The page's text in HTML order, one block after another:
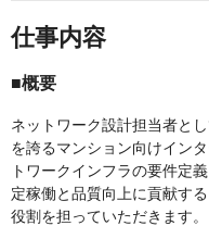
仕事内容
■概要
ネットワーク設計担当者と
を誇るマンション向けイン
トワークインフラの要件定
定稼働と品質向上に貢献す
役割を担っていただきます。